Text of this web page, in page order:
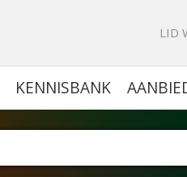
LID
KENNISBANK